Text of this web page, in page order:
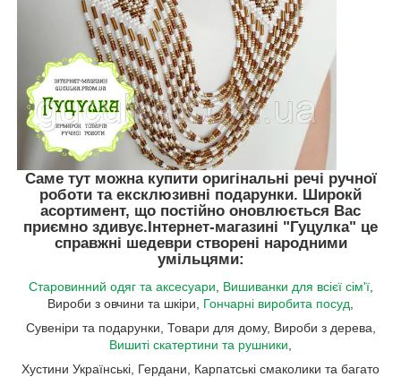
Саме тут можна купити оригінальні речі ручної
роботи та ексклюзивні подарунки. Широкй
асортимент, що постійно оновлюється Вас
приємно здивує. Інтернет-магазині "Гуцулка" це
справжні шедеври створені народними
умільцями:
Старовинний одяг та аксесуари Вишиванки для всієї сім'ї,
Вироби з овчини та шкіри,
Гончарні виробита посуд
Сувеніри та подарунки, Товари для дому, Вироби з дерева,
Вишиті скатертини та рушники
Хустини Українські, Гердани, Карпатські смаколики та багато